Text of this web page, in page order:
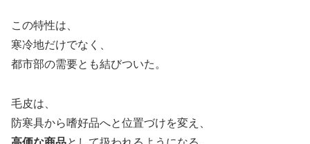
この特性は、
寒冷地だけでなく、
都市部の需要とも結びついた。
毛皮は、
防寒具から嗜好品へと位置づけを変え、